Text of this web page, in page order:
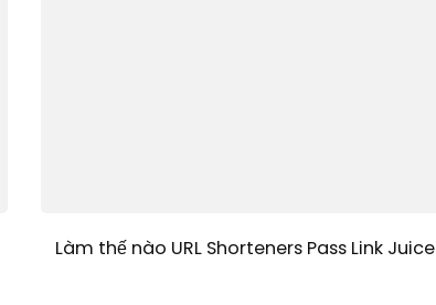
Làm thế nào URL Shorteners Pass Link Juice